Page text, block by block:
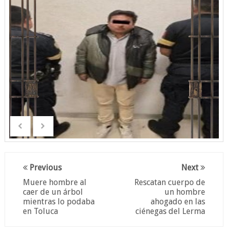
Next
Rescatan cuerpo de
un hombre
ahogado en las
ciénegas del Lerma
Previous
Muere hombre al
caer de un árbol
mientras lo podaba
en Toluca